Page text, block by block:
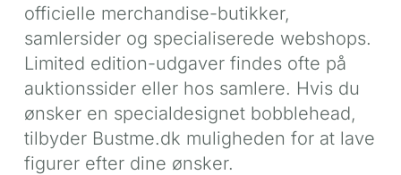
officielle merchandise-butikker,
samlersider og specialiserede webshops.
Limited edition-udgaver findes ofte på
auktionssider eller hos samlere. Hvis du
ønsker en specialdesignet bobblehead,
tilbyder Bustme.dk muligheden for at lave
figurer efter dine ønsker.